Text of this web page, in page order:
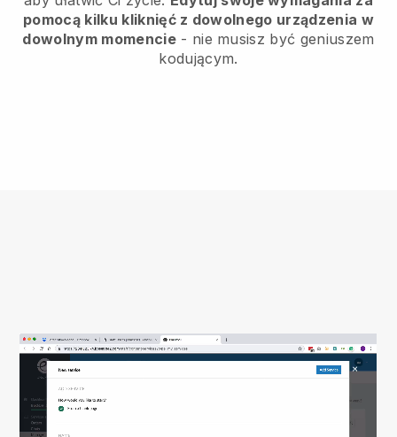
pomocą kilku kliknięć z dowolnego urządzenia w
dowolnym momencie- nie musisz być geniuszem
kodującym.